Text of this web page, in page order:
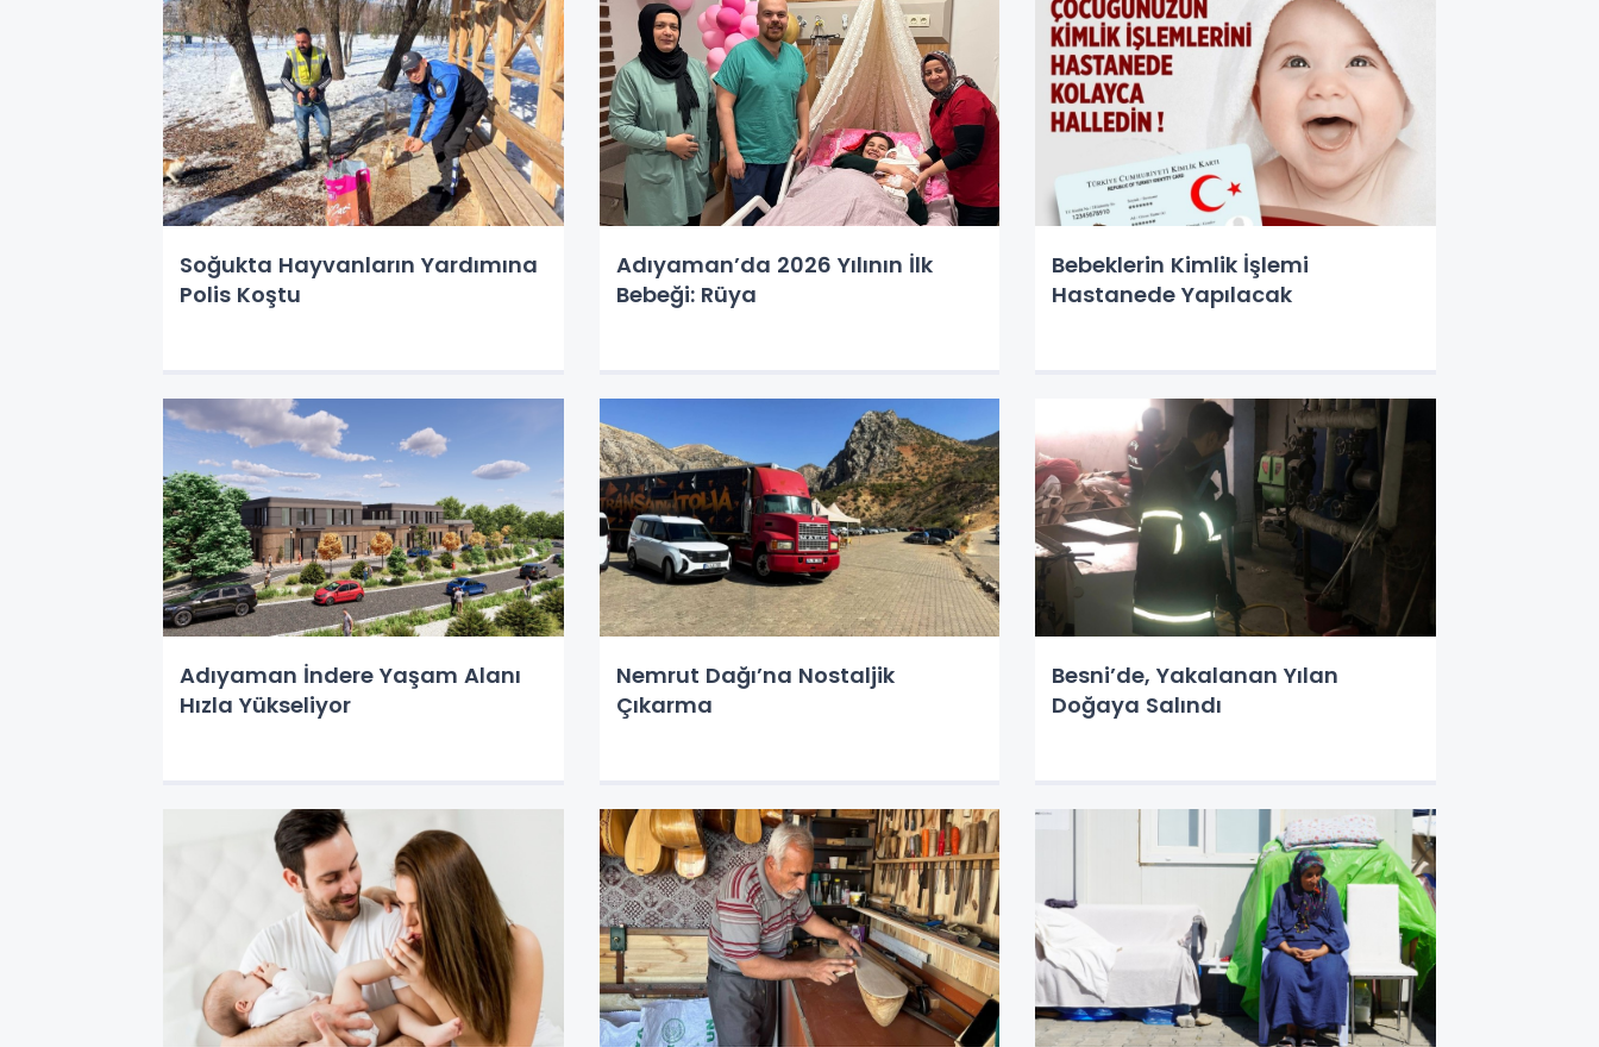
Soğukta Hayvanların Yardımına
Polis Koştu
Adıyaman’da 2026 Yılının İlk
Bebeği: Rüya
Bebeklerin Kimlik İşlemi
Hastanede Yapılacak
Adıyaman İndere Yaşam Alanı
Hızla Yükseliyor
Nemrut Dağı’na Nostaljik
Çıkarma
Besni’de, Yakalanan Yılan
Doğaya Salındı